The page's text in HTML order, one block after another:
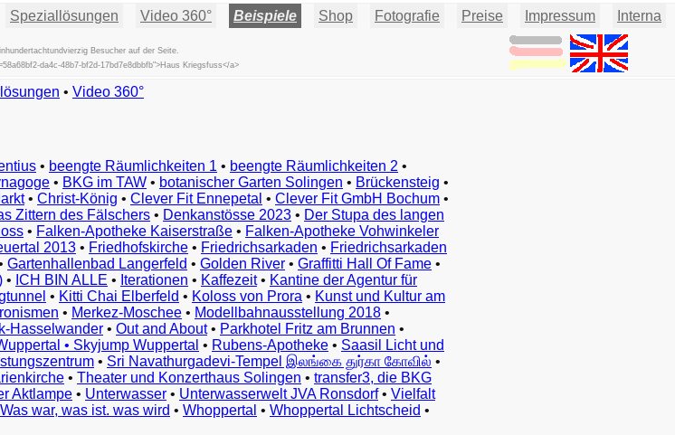
Speziallösungen Video 360° Beispiele Shop Fotografie Preise Impressum Interna
Besucher auf der Seite.
da4c-48b7-bf2d-17bd7e8dbbfb">Haus Kriegsfuss</a>
• Video 360°
• beengte Räumlichkeiten 1 • beengte Räumlichkeiten 2 •
• BKG im TAW • botanischer Garten Solingen • Brückensteig •
• Christ-König • Clever Fit Ennepetal • Clever Fit GmbH Bochum •
Zittern des Fälschers • Denkanstösse 2023 • Der Stupa des langen
• Falken-Apotheke Kaiserstraße • Falken-Apotheke Vohwinkeler
2013 • Friedhofskirche • Friedrichsarkaden • Friedrichsarkaden
Gartenhallenbad Langerfeld • Golden River • Graffitti Hall Of Fame •
• ICH BIN ALLE • Iterationen • Kaffezeit• Kantine der Agentur für
• Kitti Chai Elberfeld • Koloss von Prora • Kunst und Kultur am
• Merkez-Moschee • Modellbahnausstellung 2018 •
Hasselwander • Out and About• Parkhotel Fritz am Brunnen •
• Skyjump Wuppertal • Rubens-Apotheke • Saasil Licht und
• Sri Navathurgadevi-Tempel இலங்கை துர்கா கோவில் •
• Theater und Konzerthaus Solingen • transfer3, die BKG
Aktlampe • Unterwasser • Unterwasserwelt JVA Ronsdorf• Vielfalt
Was war, was ist. was wird • Whoppertal • Whoppertal Lichtscheid •